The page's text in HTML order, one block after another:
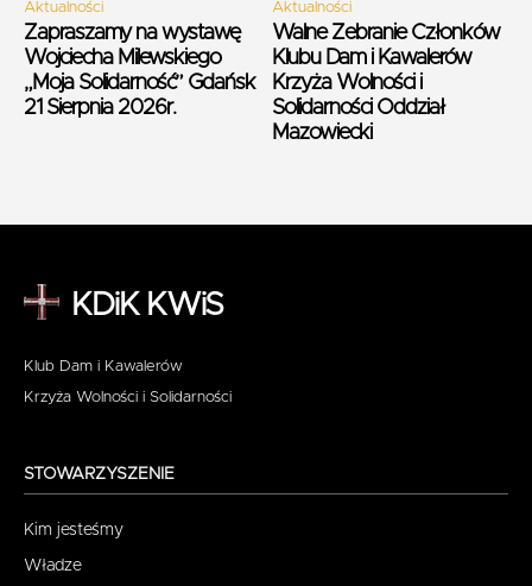
Aktualności
Zapraszamy na wystawę
Wojciecha Milewskiego
„Moja Solidarność” Gdańsk
21 Sierpnia 2026r.
Aktualności
Walne Zebranie Członków
Klubu Dam i Kawalerów
Krzyża Wolności i
Solidarności Oddział
Mazowiecki
KDiK KWiS
Klub Dam i Kawalerów
Krzyża Wolności i Solidarności
STOWARZYSZENIE
Kim jesteśmy
Władze